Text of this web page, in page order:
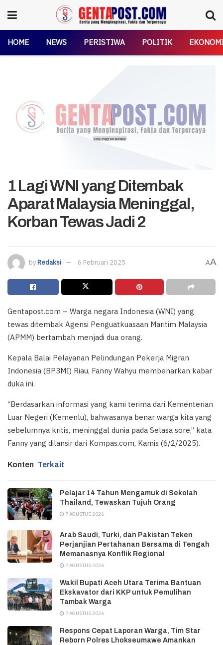
HOME NEWS PERISTIWA POLITIK
1 Lagi WNI yang Ditembak
Aparat Malaysia Meninggal,
Korban Tewas Jadi 2
byRedaksi 6 Februari 2025 AA
Gentapost.com – Warga negara Indonesia (WNI) yang
tewas ditembak Agensi Penguatkuasaan Maritim Malaysia
(APMM) bertambah menjadi dua orang.
Kepala Balai Pelayanan Pelindungan Pekerja Migran
Indonesia (BP3MI) Riau, Fanny Wahyu membenarkan kabar
duka ini.
“Berdasarkan informasi yang kami terima dari Kementerian
Luar Negeri (Kemenlu), bahwasanya benar warga kita yang
sebelumnya kritis, meninggal dunia pada Selasa sore,” kata
Fanny yang dilansir dari Kompas.com, Kamis (6/2/2025).
Konten Terkait
Pelajar 14 Tahun Mengamuk di Sekolah
Thailand, Tewaskan Tujuh Orang
7 AGUSTUS 2026
Arab Saudi, Turki, dan Pakistan Teken
Perjanjian Pertahanan Bersama di Tengah
Memanasnya Konflik Regional
7 AGUSTUS 2026
Wakil Bupati Aceh Utara Terima Bantuan
Ekskavator dari KKP untuk Pemulihan
Tambak Warga
7 AGUSTUS 2026
Respons Cepat Laporan Warga, Tim Star
Reborn Polres Lhokseumawe Amankan